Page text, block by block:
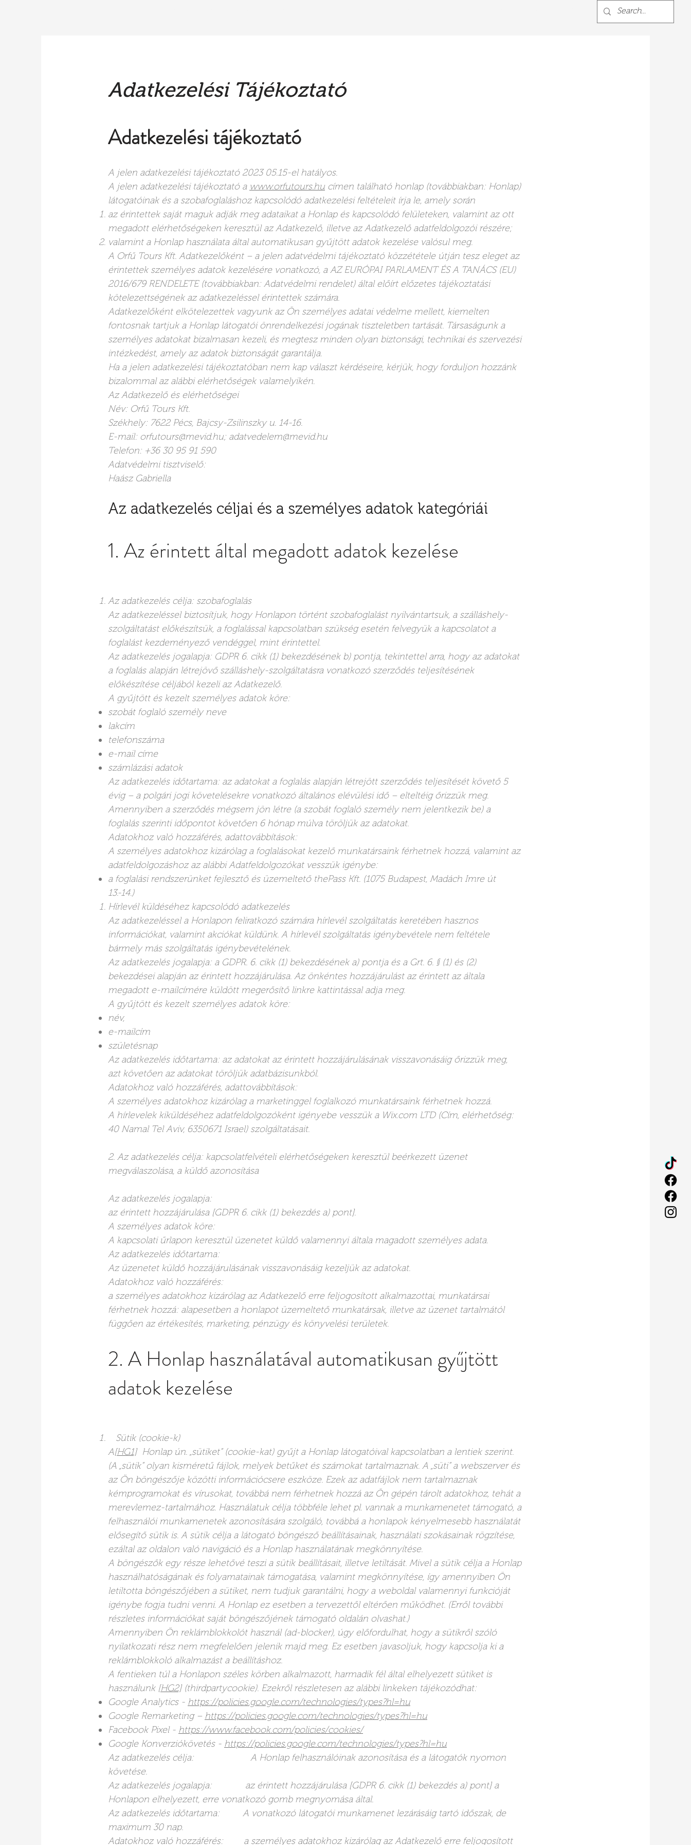
Adatkezelési Tájékoztató
Adatkezelési tájékoztató
A jelen adatkezelési tájékoztató 2023 05.15-el hatályos.
A jelen adatkezelési tájékoztató a www.orfutours.hu címen található honlap (továbbiakban: Honlap)
látogatóinak és a szobafoglaláshoz kapcsolódó adatkezelési feltételeit írja le, amely során
az érintettek saját maguk adják meg adataikat a Honlap és kapcsolódó felületeken, valamint az ott
megadott elérhetőségeken keresztül az Adatkezelő, illetve az Adatkezelő adatfeldolgozói részére;
valamint a Honlap használata által automatikusan gyűjtött adatok kezelése valósul meg.
A Orfű Tours Kft. Adatkezelőként – a jelen adatvédelmi tájékoztató közzététele útján tesz eleget az
érintettek személyes adatok kezelésére vonatkozó, a AZ EURÓPAI PARLAMENT ÉS A TANÁCS (EU)
2016/679 RENDELETE (továbbiakban: Adatvédelmi rendelet) által előírt előzetes tájékoztatási
kötelezettségének az adatkezeléssel érintettek számára.
Adatkezelőként elkötelezettek vagyunk az Ön személyes adatai védelme mellett, kiemelten
fontosnak tartjuk a Honlap látogatói önrendelkezési jogának tiszteletben tartását. Társaságunk a
személyes adatokat bizalmasan kezeli, és megtesz minden olyan biztonsági, technikai és szervezési
intézkedést, amely az adatok biztonságát garantálja.
Ha a jelen adatkezelési tájékoztatóban nem kap választ kérdéseire, kérjük, hogy forduljon hozzánk
bizalommal az alábbi elérhetőségek valamelyikén.
Az Adatkezelő és elérhetőségei
Név: Orfű Tours Kft.
Székhely: 7622 Pécs, Bajcsy-Zsilinszky u. 14-16.
E-mail: orfutours@mevid.hu; adatvedelem@mevid.hu
Telefon: +36 30 95 91 590
Adatvédelmi tisztviselő:
Haász Gabriella
Az adatkezelés céljai és a személyes adatok kategóriái
1. Az érintett által megadott adatok kezelése
Az adatkezelés célja: szobafoglalás
Az adatkezeléssel biztosítjuk, hogy Honlapon történt szobafoglalást nyilvántartsuk, a szálláshely-
szolgáltatást előkészítsük, a foglalással kapcsolatban szükség esetén felvegyük a kapcsolatot a
foglalást kezdeményező vendéggel, mint érintettel.
Az adatkezelés jogalapja: GDPR 6. cikk (1) bekezdésének b) pontja, tekintettel arra, hogy az adatokat
a foglalás alapján létrejövő szálláshely-szolgáltatásra vonatkozó szerződés teljesítésének
előkészítése céljából kezeli az Adatkezelő.
A gyűjtött és kezelt személyes adatok köre:
szobát foglaló személy neve
lakcím
telefonszáma
e-mail címe
számlázási adatok
Az adatkezelés időtartama: az adatokat a foglalás alapján létrejött szerződés teljesítését követő 5
évig – a polgári jogi követelésekre vonatkozó általános elévülési idő – elteltéig őrizzük meg.
Amennyiben a szerződés mégsem jön létre (a szobát foglaló személy nem jelentkezik be) a
foglalás szerinti időpontot követően 6 hónap múlva töröljük az adatokat.
Adatokhoz való hozzáférés, adattovábbítások:
A személyes adatokhoz kizárólag a foglalásokat kezelő munkatársaink férhetnek hozzá, valamint az
adatfeldolgozáshoz az alábbi Adatfeldolgozókat vesszük igénybe:
a foglalási rendszerünket fejlesztő és üzemeltető thePass Kft. (1075 Budapest, Madách Imre út
13.-14.)
Hírlevél küldéséhez kapcsolódó adatkezelés
Az adatkezeléssel a Honlapon feliratkozó számára hírlevél szolgáltatás keretében hasznos
információkat, valamint akciókat küldünk. A hírlevél szolgáltatás igénybevétele nem feltétele
bármely más szolgáltatás igénybevételének.
Az adatkezelés jogalapja: a GDPR. 6. cikk (1) bekezdésének a) pontja és a Grt. 6. § (1) és (2)
bekezdései alapján az érintett hozzájárulása. Az önkéntes hozzájárulást az érintett az általa
megadott e-mailcímére küldött megerősítő linkre kattintással adja meg.
A gyűjtött és kezelt személyes adatok köre:
név,
e-mailcím
születésnap
Az adatkezelés időtartama: az adatokat az érintett hozzájárulásának visszavonásáig őrizzük meg,
azt követően az adatokat töröljük adatbázisunkból.
Adatokhoz való hozzáférés, adattovábbítások:
A személyes adatokhoz kizárólag a marketinggel foglalkozó munkatársaink férhetnek hozzá.
A hírlevelek kiküldéséhez adatfeldolgozóként igényebe vesszük a Wix.com LTD (Cím, elérhetőség:
40 Namal Tel Aviv, 6350671 Israel) szolgáltatásait.
​2. Az adatkezelés célja: kapcsolatfelvételi elérhetőségeken keresztül beérkezett üzenet
megválaszolása, a küldő azonosítása
Az adatkezelés jogalapja:
az érintett hozzájárulása [GDPR 6. cikk (1) bekezdés a) pont].
A személyes adatok köre:
A kapcsolati űrlapon keresztül üzenetet küldő valamennyi általa magadott személyes adata.
Az adatkezelés időtartama:
Az üzenetet küldő hozzájárulásának visszavonásáig kezeljük az adatokat.
Adatokhoz való hozzáférés:
a személyes adatokhoz kizárólag az Adatkezelő erre feljogosított alkalmazottai, munkatársai
férhetnek hozzá: alapesetben a honlapot üzemeltető munkatársak, illetve az üzenet tartalmától
függően az értékesítés, marketing, pénzügy és könyvelési területek.
2. A Honlap használatával automatikusan gyűjtött
adatok kezelése
Sütik (cookie-k)
A[HG1]Honlap ún. „sütiket” (cookie-kat) gyűjt a Honlap látogatóival kapcsolatban a lentiek szerint.
(A „sütik” olyan kisméretű fájlok, melyek betűket és számokat tartalmaznak. A „süti” a webszerver és
az Ön böngészője közötti információcsere eszköze. Ezek az adatfájlok nem tartalmaznak
kémprogramokat és vírusokat, továbbá nem férhetnek hozzá az Ön gépén tárolt adatokhoz, tehát a
merevlemez-tartalmához. Használatuk célja többféle lehet pl. vannak a munkamenetet támogató, a
felhasználói munkamenetek azonosítására szolgáló, továbbá a honlapok kényelmesebb használatát
elősegítő sütik is. A sütik célja a látogató böngésző beállításainak, használati szokásainak rögzítése,
ezáltal az oldalon való navigáció és a Honlap használatának megkönnyítése.
A böngészők egy része lehetővé teszi a sütik beállításait, illetve letiltását. Mivel a sütik célja a Honlap
használhatóságának és folyamatainak támogatása, valamint megkönnyítése, így amennyiben Ön
letiltotta böngészőjében a sütiket, nem tudjuk garantálni, hogy a weboldal valamennyi funkcióját
igénybe fogja tudni venni. A Honlap ez esetben a tervezettől eltérően működhet. (Erről további
részletes információkat saját böngészőjének támogató oldalán olvashat.)
Amennyiben Ön reklámblokkolót használ (ad-blocker), úgy előfordulhat, hogy a sütikről szóló
nyilatkozati rész nem megfelelően jelenik majd meg. Ez esetben javasoljuk, hogy kapcsolja ki a
reklámblokkoló alkalmazást a beállításhoz.
A fentieken túl a Honlapon széles körben alkalmazott, harmadik fél által elhelyezett sütiket is
használunk [HG2](thirdpartycookie). Ezekről részletesen az alábbi linkeken tájékozódhat:
Google Analytics - https://policies.google.com/technologies/types?hl=hu
Google Remarketing – https://policies.google.com/technologies/types?hl=hu
Facebook Pixel - https://www.facebook.com/policies/cookies/
Google Konverziókövetés - https://policies.google.com/technologies/types?hl=hu
Az adatkezelés célja: A Honlap felhasználóinak azonosítása és a látogatók nyomon
követése.
Az adatkezelés jogalapja: az érintett hozzájárulása [GDPR 6. cikk (1) bekezdés a) pont] a
Honlapon elhelyezett, erre vonatkozó gomb megnyomása által.
Az adatkezelés időtartama: A vonatkozó látogatói munkamenet lezárásáig tartó időszak, de
maximum 30 nap.
Adatokhoz való hozzáférés: a személyes adatokhoz kizárólag az Adatkezelő erre feljogosított